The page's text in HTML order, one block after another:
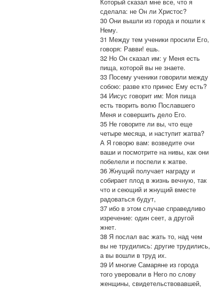
сделала: не Он ли Христос?
30 Они вышли из города и пошли к
Нему.
31 Между тем ученики просили Его,
говоря: Равви! ешь.
32 Но Он сказал им: у Меня есть
пища, которой вы не знаете.
33 Посему ученики говорили между
собою: разве кто принес Ему есть?
34 Иисус говорит им: Моя пища
есть творить волю Пославшего
Меня и совершить дело Его.
35 Не говорите ли вы, что еще
четыре месяца, и наступит жатва?
А Я говорю вам: возведите очи
ваши и посмотрите на нивы, как они
побелели и поспели к жатве.
36 Жнущий получает награду и
собирает плод в жизнь вечную, так
что и сеющий и жнущий вместе
радоваться будут,
37 ибо в этом случае справедливо
изречение: один сеет, а другой
жнет.
38 Я послал вас жать то, над чем
вы не трудились: другие трудились,
а вы вошли в труд их.
39 И многие Самаряне из города
того уверовали в Него по слову
женщины, свидетельствовавшей,